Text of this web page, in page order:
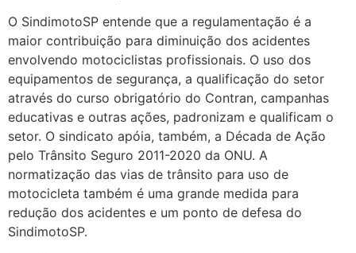
O SindimotoSP entende que a regulamentação é a
maior contribuição para diminuição dos acidentes
envolvendo motociclistas profissionais. O uso dos
equipamentos de segurança, a qualificação do setor
através do curso obrigatório do Contran, campanhas
educativas e outras ações, padronizam e qualificam o
setor. O sindicato apóia, também, a Década de Ação
pelo Trânsito Seguro 2011-2020 da ONU. A
normatização das vias de trânsito para uso de
motocicleta também é uma grande medida para
redução dos acidentes e um ponto de defesa do
SindimotoSP.